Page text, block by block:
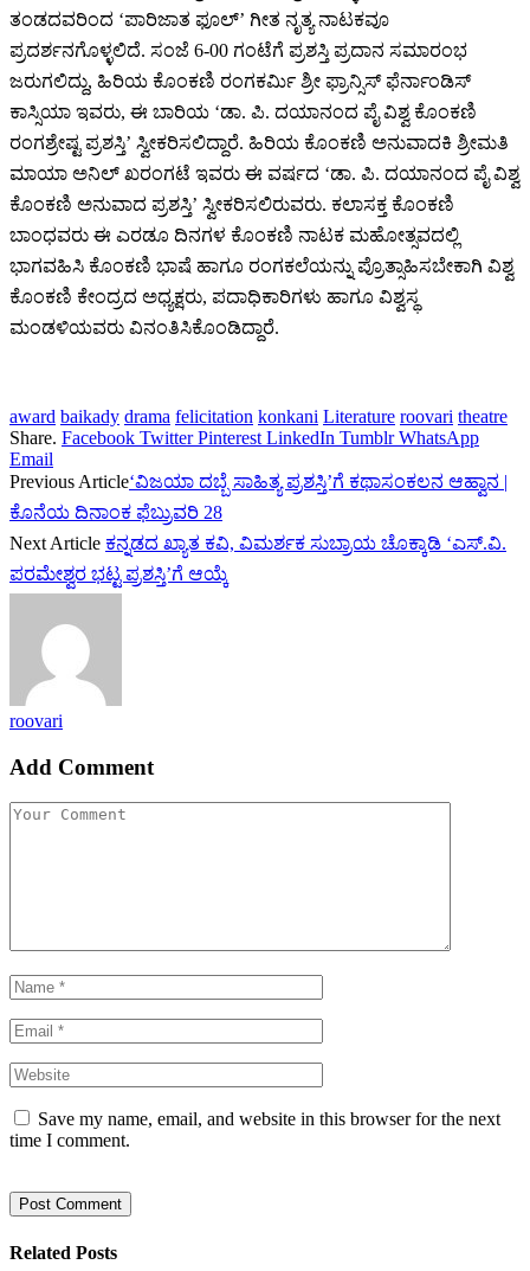
ತಂಡದವರಿಂದ ‘ಪಾರಿಜಾತ ಫೂಲ್’ ಗೀತ ನೃತ್ಯ ನಾಟಕವೂ
ಪ್ರದರ್ಶನಗೊಳ್ಳಲಿದೆ. ಸಂಜೆ 6-00 ಗಂಟೆಗೆ ಪ್ರಶಸ್ತಿ ಪ್ರದಾನ ಸಮಾರಂಭ
ಜರುಗಲಿದ್ದು, ಹಿರಿಯ ಕೊಂಕಣಿ ರಂಗಕರ್ಮಿ ಶ್ರೀ ಫ್ರಾನ್ಸಿಸ್ ಫೆರ್ನಾಂಡಿಸ್
ಕಾಸ್ಸಿಯಾ ಇವರು, ಈ ಬಾರಿಯ ‘ಡಾ. ಪಿ. ದಯಾನಂದ ಪೈ ವಿಶ್ವ ಕೊಂಕಣಿ
ರಂಗಶ್ರೇಷ್ಟ ಪ್ರಶಸ್ತಿ’ ಸ್ವೀಕರಿಸಲಿದ್ದಾರೆ. ಹಿರಿಯ ಕೊಂಕಣಿ ಅನುವಾದಕಿ ಶ್ರೀಮತಿ
ಮಾಯಾ ಅನಿಲ್ ಖರಂಗಟೆ ಇವರು ಈ ವರ್ಷದ ‘ಡಾ. ಪಿ. ದಯಾನಂದ ಪೈ ವಿಶ್ವ
ಕೊಂಕಣಿ ಅನುವಾದ ಪ್ರಶಸ್ತಿ’ ಸ್ವೀಕರಿಸಲಿರುವರು. ಕಲಾಸಕ್ತ ಕೊಂಕಣಿ
ಬಾಂಧವರು ಈ ಎರಡೂ ದಿನಗಳ ಕೊಂಕಣಿ ನಾಟಕ ಮಹೋತ್ಸವದಲ್ಲಿ
ಭಾಗವಹಿಸಿ ಕೊಂಕಣಿ ಭಾಷೆ ಹಾಗೂ ರಂಗಕಲೆಯನ್ನು ಪ್ರೊತ್ಸಾಹಿಸಬೇಕಾಗಿ ವಿಶ್ವ
ಕೊಂಕಣಿ ಕೇಂದ್ರದ ಅಧ್ಯಕ್ಷರು, ಪದಾಧಿಕಾರಿಗಳು ಹಾಗೂ ವಿಶ್ವಸ್ಥ
ಮಂಡಳಿಯವರು ವಿನಂತಿಸಿಕೊಂಡಿದ್ದಾರೆ.
award baikady drama felicitation konkani Literature roovari theatre
Share. Facebook Twitter Pinterest LinkedIn Tumblr WhatsApp
Email
Previous Article‘ವಿಜಯಾ ದಬ್ಬೆ ಸಾಹಿತ್ಯ ಪ್ರಶಸ್ತಿ’ಗೆ ಕಥಾಸಂಕಲನ ಆಹ್ವಾನ |
ಕೊನೆಯ ದಿನಾಂಕ ಫೆಬ್ರುವರಿ 28
Next Article ಕನ್ನಡದ ಖ್ಯಾತ ಕವಿ, ವಿಮರ್ಶಕ ಸುಬ್ರಾಯ ಚೊಕ್ಕಾಡಿ ‘ಎಸ್.ವಿ.
ಪರಮೇಶ್ವರ ಭಟ್ಟ ಪ್ರಶಸ್ತಿ’ಗೆ ಆಯ್ಕೆ
roovari
Add Comment
Save my name, email, and website in this browser for the next
time I comment.
Related Posts